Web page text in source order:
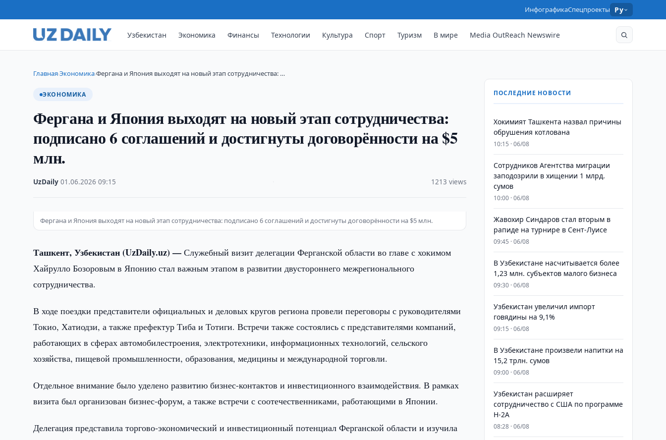
ИнфографикаСпецпроекты Ру
Узбекистан Экономика Финансы Технологии Культура Спорт Туризм В мире Media OutReach Newswire
Главная›Экономика›Фергана и Япония выходят на новый этап сотрудничества: …
ЭКОНОМИКА
Фергана и Япония выходят на новый этап сотрудничества:
подписано 6 соглашений и достигнуты договорённости на $5
млн.
UzDaily ·01.06.2026 ·09:15 1213 views
Фергана и Япония выходят на новый этап сотрудничества: подписано 6 соглашений и достигнуты договорённости на $5 млн.
Ташкент, Узбекистан (UzDaily.uz) —Служебный визит делегации Ферганской области во главе с хокимом
Хайрулло Бозоровым в Японию стал важным этапом в развитии двустороннего межрегионального
сотрудничества.
В ходе поездки представители официальных и деловых кругов региона провели переговоры с руководителями
Токио, Хатиодзи, а также префектур Тиба и Тотиги. Встречи также состоялись с представителями компаний,
работающих в сферах автомобилестроения, электротехники, информационных технологий, сельского
хозяйства, пищевой промышленности, образования, медицины и международной торговли.
Отдельное внимание было уделено развитию бизнес-контактов и инвестиционного взаимодействия. В рамках
визита был организован бизнес-форум, а также встречи с соотечественниками, работающими в Японии.
Делегация представила торгово-экономический и инвестиционный потенциал Ферганской области и изучила
ПОСЛЕДНИЕ НОВОСТИ
Хокимият Ташкента назвал причины
обрушения котлована
10:15 · 06/08
Сотрудников Агентства миграции
заподозрили в хищении 1 млрд.
сумов
10:00 · 06/08
Жавохир Синдаров стал вторым в
рапиде на турнире в Сент-Луисе
09:45 · 06/08
В Узбекистане насчитывается более
1,23 млн. субъектов малого бизнеса
09:30 · 06/08
Узбекистан увеличил импорт
говядины на 9,1%
09:15 · 06/08
В Узбекистане произвели напитки на
15,2 трлн. сумов
09:00 · 06/08
Узбекистан расширяет
сотрудничество с США по программе
H-2A
08:28 · 06/08